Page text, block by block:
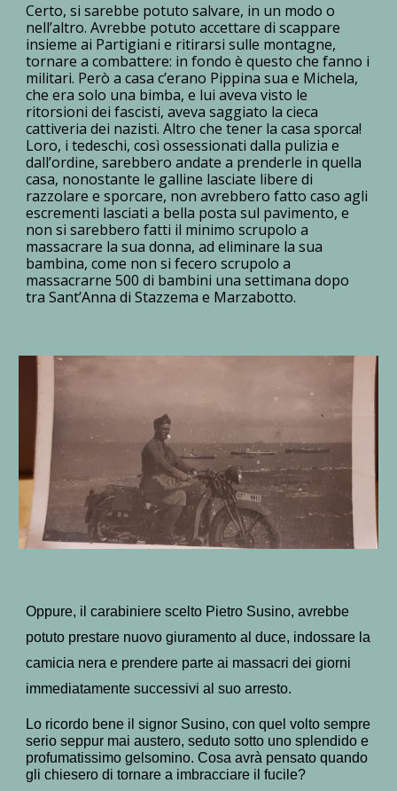
Certo, si sarebbe potuto salvare, in un modo o
nell’altro. Avrebbe potuto accettare di scappare
insieme ai Partigiani e ritirarsi sulle montagne,
tornare a combattere: in fondo è questo che fanno i
militari. Però a casa c’erano Pippina sua e Michela,
che era solo una bimba, e lui aveva visto le
ritorsioni dei fascisti, aveva saggiato la cieca
cattiveria dei nazisti. Altro che tener la casa sporca!
Loro, i tedeschi, così ossessionati dalla pulizia e
dall’ordine, sarebbero andate a prenderle in quella
casa, nonostante le galline lasciate libere di
razzolare e sporcare, non avrebbero fatto caso agli
escrementi lasciati a bella posta sul pavimento, e
non si sarebbero fatti il minimo scrupolo a
massacrare la sua donna, ad eliminare la sua
bambina, come non si fecero scrupolo a
massacrarne 500 di bambini una settimana dopo
tra Sant’Anna di Stazzema e Marzabotto.
Oppure, il carabiniere scelto Pietro Susino, avrebbe
potuto prestare nuovo giuramento al duce, indossare la
camicia nera e prendere parte ai massacri dei giorni
immediatamente successivi al suo arresto.
Lo ricordo bene il signor Susino, con quel volto sempre
serio seppur mai austero, seduto sotto uno splendido e
profumatissimo gelsomino. Cosa avrà pensato quando
gli chiesero di tornare a imbracciare il fucile?